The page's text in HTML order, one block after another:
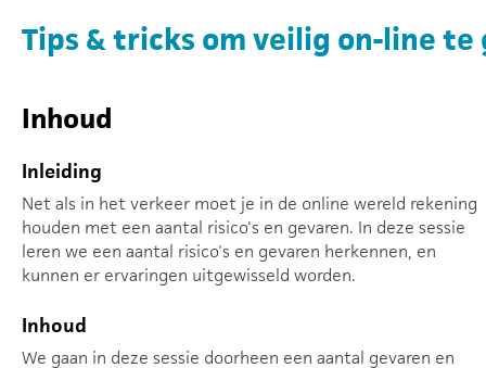
Tips & tricks om veilig on-line te
Inhoud
Inleiding
Net als in het verkeer moet je in de online wereld rekening
houden met een aantal risico's en gevaren. In deze sessie
leren we een aantal risico's en gevaren herkennen, en
kunnen er ervaringen uitgewisseld worden.
Inhoud
We gaan in deze sessie doorheen een aantal gevaren en